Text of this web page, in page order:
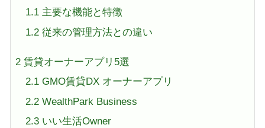
1.1主要な機能と特徴
1.2従来の管理方法との違い
2 賃貸オーナーアプリ5選
2.1GMO賃貸DX オーナーアプリ
2.2WealthPark Business
2.3いい生活Owner